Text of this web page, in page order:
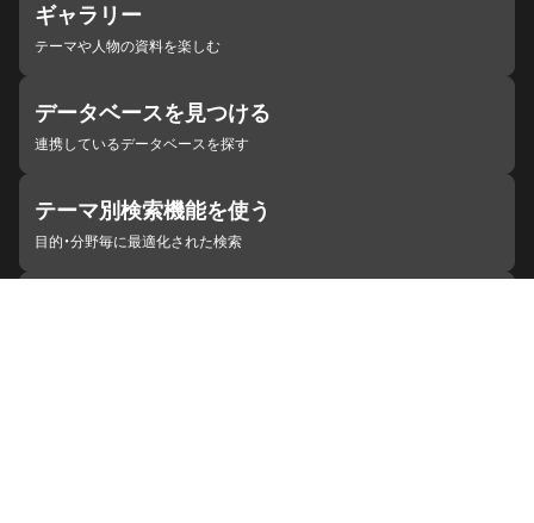
ギャラリー
テーマや人物の資料を楽しむ
データベースを見つける
連携しているデータベースを探す
テーマ別検索機能を使う
目的・分野毎に最適化された検索